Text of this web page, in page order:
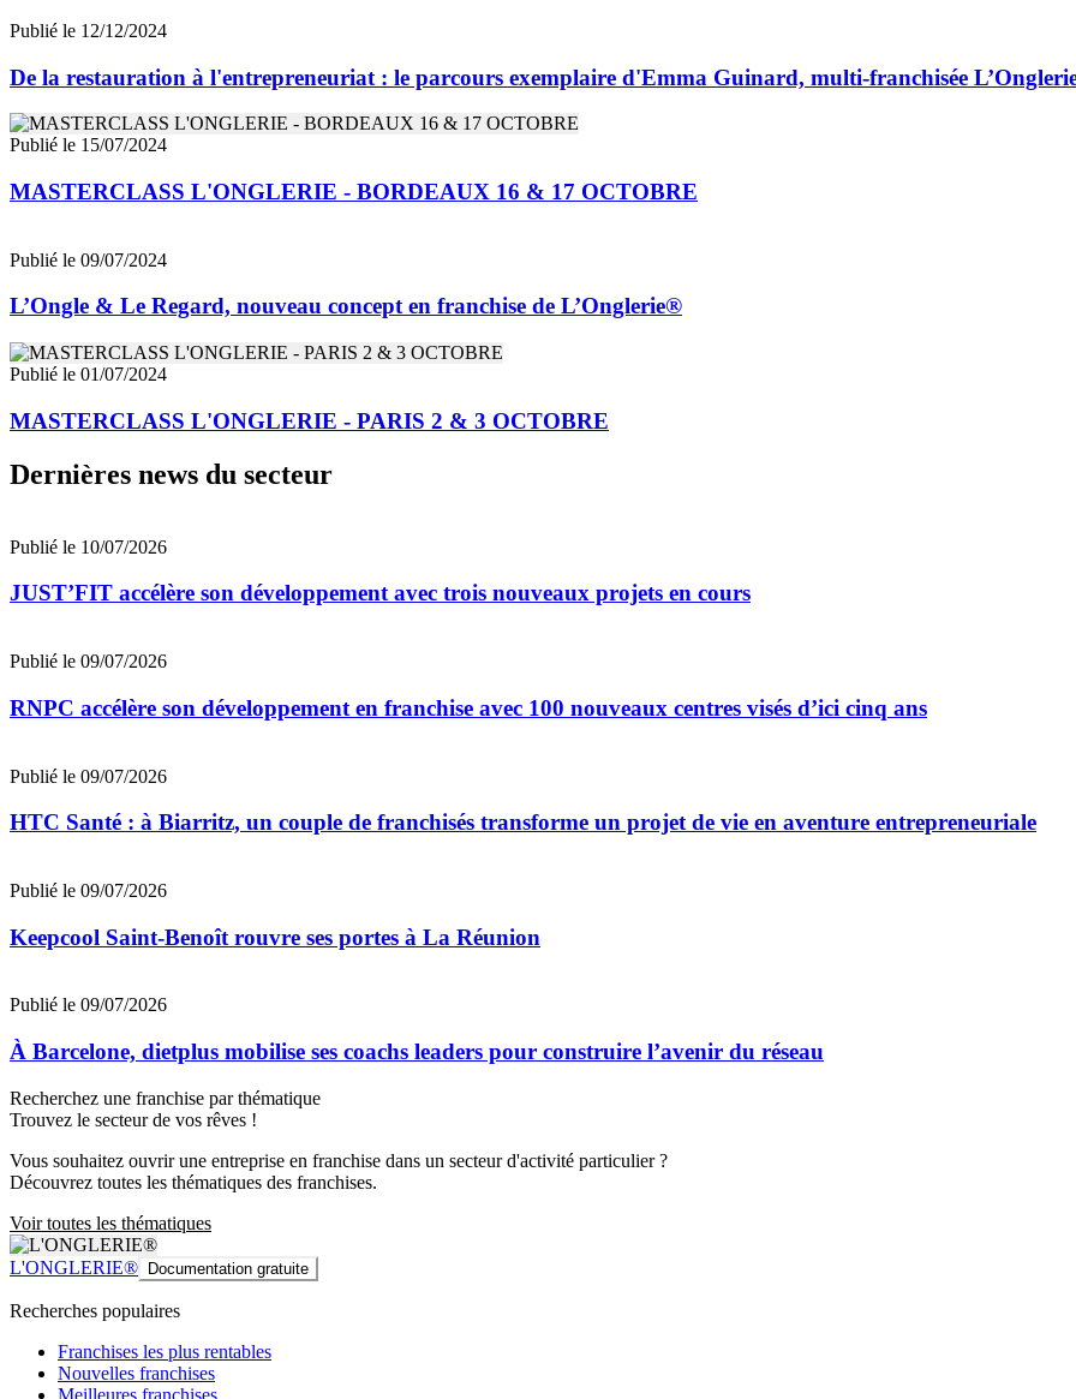
Publié le 12/12/2024
De la restauration à l'entrepreneuriat : le parcours exemplaire d'Emma Guinard, multi-franchisée
Publié le 15/07/2024
MASTERCLASS L'ONGLERIE - BORDEAUX 16 & 17 OCTOBRE
Publié le 09/07/2024
L’Ongle & Le Regard, nouveau concept en franchise de L’Onglerie®
Publié le 01/07/2024
MASTERCLASS L'ONGLERIE - PARIS 2 & 3 OCTOBRE
Dernières news du secteur
Publié le 10/07/2026
JUST’FIT accélère son développement avec trois nouveaux projets en cours
Publié le 09/07/2026
RNPC accélère son développement en franchise avec 100 nouveaux centres visés d’ici cinq ans
Publié le 09/07/2026
HTC Santé : à Biarritz, un couple de franchisés transforme un projet de vie en aventure entrepreneuriale
Publié le 09/07/2026
Keepcool Saint-Benoît rouvre ses portes à La Réunion
Publié le 09/07/2026
À Barcelone, dietplus mobilise ses coachs leaders pour construire l’avenir du réseau
Recherchez une franchise par thématique
Trouvez le secteur de vos rêves !
Vous souhaitez ouvrir une entreprise en franchise dans un secteur d'activité particulier ?
Découvrez toutes les thématiques des franchises.
Voir toutes les thématiques
L'ONGLERIE® Documentation gratuite
Recherches populaires
Franchises les plus rentables
Nouvelles franchises
Meilleures franchises